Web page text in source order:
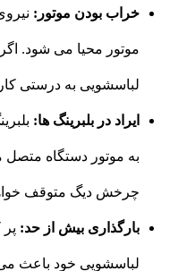
خراب بودن موتور:
موتور محیا می شود.
لباسشویی به درستی
ایراد در بلبرینگ ها:
به موتور دستگاه
چرخش دیگ متوقف
بارگذاری بیش از حد:
لباسشویی خود باعث